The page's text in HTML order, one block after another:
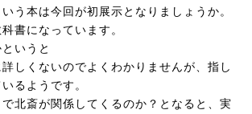
いう本は今回が初展示となりましょうか。
書になっています。
いうと
しくないのでよくわかりませんが、指し
るようです。
北斎が関係してくるのか？となると、実